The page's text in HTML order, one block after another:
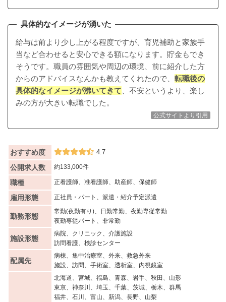
具体的なイメージが湧いた
給与は前より少し上がる程度ですが、育児補助と家族手
当など合わせると安心できる額になります。貯金もでき
そうです。 職員の雰囲気や周辺の環境、前に紹介した方
からのアドバイスなんかも教えてくれたので、 転職後の
具体的なイメージが沸いてきて 、不安というより、楽し
みの方が大きい転職でした。
公式サイトより引用
おすすめ度 4.7
公開求人数 約133,000件
職種 正看護師、准看護師、助産師、保健師
雇用形態 正社員・パート、派遣・紹介予定派遣
勤務形態
常勤(夜勤有り)、日勤常勤、夜勤専従常勤
夜勤専従パート、非常勤
施設形態
病院、クリニック、介護施設
訪問看護、検診センター
配属先
病棟、集中治療室、外来、救急外来
施設、訪問、手術室、透析室、内視鏡室
北海道、宮城、福島、青森、岩手、秋田、山形
東京、神奈川、埼玉、千葉、茨城、栃木、群馬
福井、石川、富山、新潟、長野、山梨